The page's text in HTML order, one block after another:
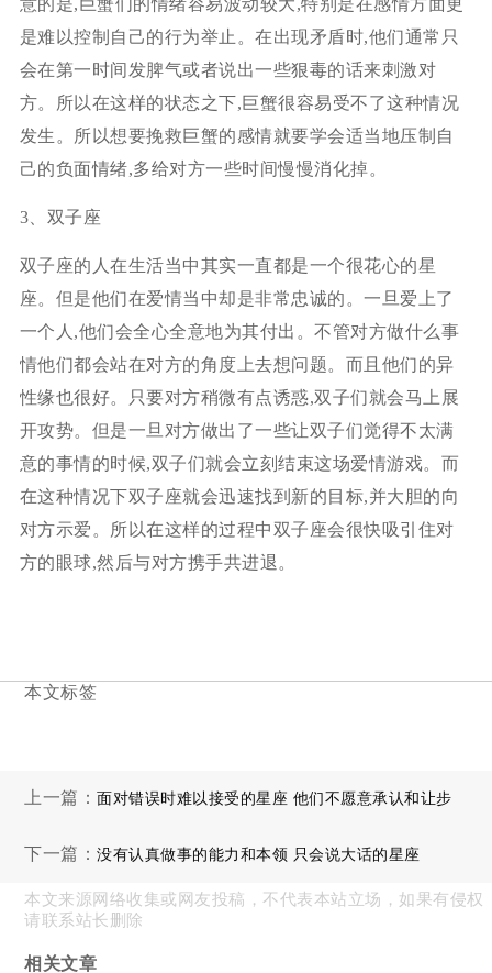
是难以控制自己的行为举止。在出现矛盾时,他们通常只
会在第一时间发脾气或者说出一些狠毒的话来刺激对
方。所以在这样的状态之下,巨蟹很容易受不了这种情况
发生。所以想要挽救巨蟹的感情就要学会适当地压制自
己的负面情绪,多给对方一些时间慢慢消化掉。
3、双子座
双子座的人在生活当中其实一直都是一个很花心的星
座。但是他们在爱情当中却是非常忠诚的。一旦爱上了
一个人,他们会全心全意地为其付出。不管对方做什么事
情他们都会站在对方的角度上去想问题。而且他们的异
性缘也很好。只要对方稍微有点诱惑,双子们就会马上展
开攻势。但是一旦对方做出了一些让双子们觉得不太满
意的事情的时候,双子们就会立刻结束这场爱情游戏。而
在这种情况下双子座就会迅速找到新的目标,并大胆的向
对方示爱。所以在这样的过程中双子座会很快吸引住对
方的眼球,然后与对方携手共进退。
本文标签
上一篇：面对错误时难以接受的星座 他们不愿意承认和让步
下一篇：没有认真做事的能力和本领 只会说大话的星座
本文来源网络收集或网友投稿，不代表本站立场，如果有侵权
请联系站长删除
相关文章